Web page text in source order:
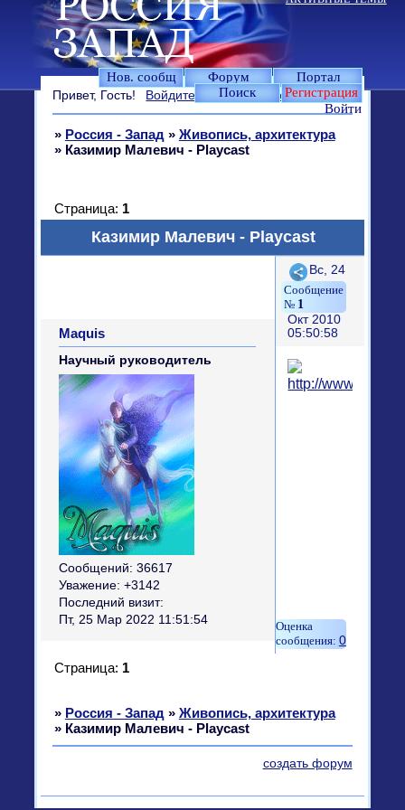
Нов. сообщ Форум
Портал
Поиск
Регистрация
Войти
Привет, Гость! Войдите илизарегистрируйтесь.
» Россия - Запад » Живопись, архитектура
» Казимир Малевич - Playcast
Казимир Малевич - Playcast
Страница: 1
Поделиться
1
Вс, 24
Окт 2010
05:50:58
Maquis
Научный руководитель
Сообщений: 36617
Уважение: +3142
Последний визит:
Пт, 25 Мар 2022 11:51:54
0
Страница: 1
» Россия - Запад » Живопись, архитектура
» Казимир Малевич - Playcast
создать форум